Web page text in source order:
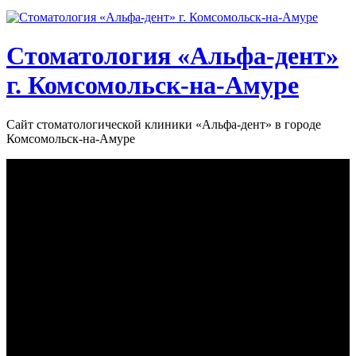
Стоматология «‎Альфа-дент»‎
г. Комсомольск-на-Амуре
Сайт стоматологической клиники «‎Альфа-дент» в городе
Комсомольск-на-Амуре